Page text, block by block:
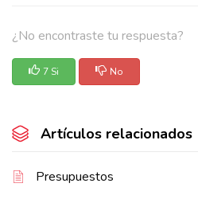
¿No encontraste tu respuesta?
7 Si No
Artículos relacionados
Presupuestos